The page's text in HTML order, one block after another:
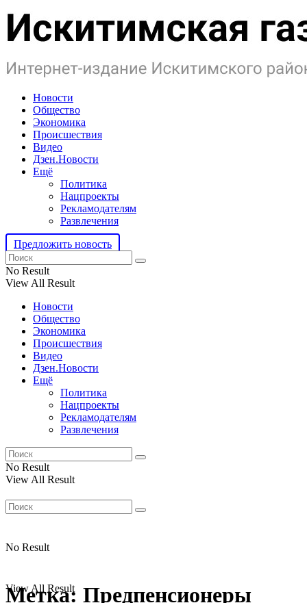
Новости
Общество
Экономика
Происшествия
Видео
Дзен.Новости
Ещё
Политика
Нацпроекты
Рекламодателям
Развлечения
Предложить новость
No Result
View All Result
Новости
Общество
Экономика
Происшествия
Видео
Дзен.Новости
Ещё
Политика
Нацпроекты
Рекламодателям
Развлечения
No Result
View All Result
No Result
View All Result
Метка: Предпенсионеры